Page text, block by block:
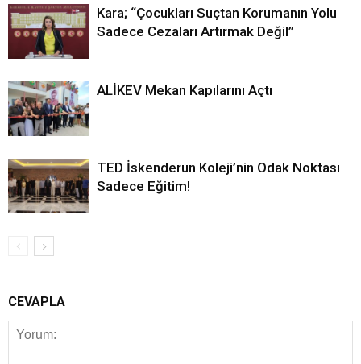
Kara; “Çocukları Suçtan Korumanın Yolu
Sadece Cezaları Artırmak Değil”
ALİKEV Mekan Kapılarını Açtı
TED İskenderun Koleji’nin Odak Noktası
Sadece Eğitim!
CEVAPLA